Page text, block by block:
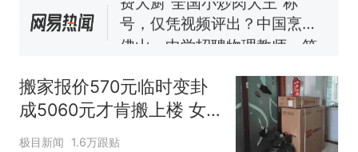
协会回应
佛山一中学招聘物理教师，笔
试前13名均遭淘汰？教育局：
核查
官方通报
空调24小时开着反而更省电？
电力部门回应
那个在床头放菜刀的女孩，
搬家报价570元临时变卦
成5060元才肯搬上楼 女
子傻眼
极目新闻 1.6万跟贴